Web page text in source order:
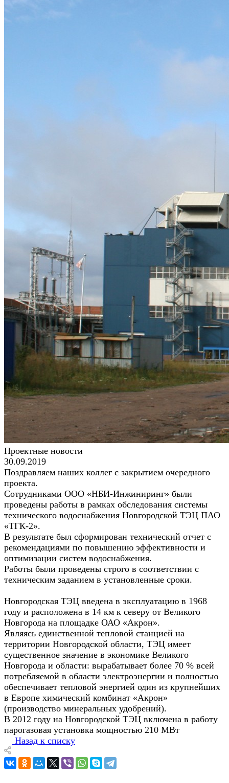
Проектные новости
30.09.2019
Поздравляем наших коллег с закрытием очередного
проекта.
Сотрудниками ООО «НБИ-Инжиниринг» были
проведены работы в рамках обследования системы
технического водоснабжения Новгородской ТЭЦ ПАО
«ТГК-2».
В результате был сформирован технический отчет с
рекомендациями по повышению эффективности и
оптимизации систем водоснабжения.
Работы были проведены строго в соответствии с
техническим заданием в установленные сроки.
Новгородская ТЭЦ введена в эксплуатацию в 1968
году и расположена в 14 км к северу от Великого
Новгорода на площадке ОАО «Акрон».
Являясь единственной тепловой станцией на
территории Новгородской области, ТЭЦ имеет
существенное значение в экономике Великого
Новгорода и области: вырабатывает более 70 % всей
потребляемой в области электроэнергии и полностью
обеспечивает тепловой энергией один из крупнейших
в Европе химический комбинат «Акрон»
(производство минеральных удобрений).
В 2012 году на Новгородской ТЭЦ включена в работу
парогазовая установка мощностью 210 МВт
Назад к списку